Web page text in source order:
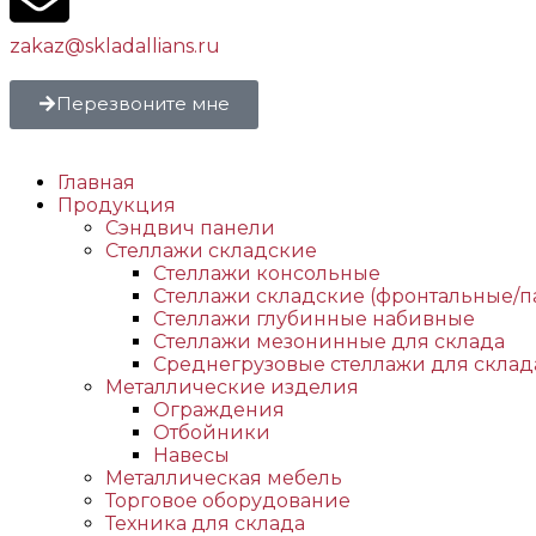
zakaz@skladallians.ru
Перезвоните мне
Главная
Продукция
Сэндвич панели
Стеллажи складские
Стеллажи консольные
Стеллажи складские (фронтальные/
Стеллажи глубинные набивные
Стеллажи мезонинные для склада
Среднегрузовые стеллажи для
Металлические изделия
Ограждения
Отбойники
Навесы
Металлическая мебель
Торговое оборудование
Техника для склада